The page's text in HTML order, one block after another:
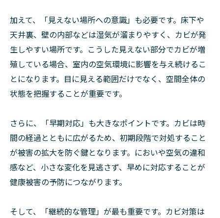
加えて、「見えない場所への意識」も必要です。床下や
天井裏、壁の内部などは湿気が溜まりやすく、カビが発
生しやすい場所です。こうした見えない部分でカビが増
殖している場合、室内の空気環境に影響を与え続けるこ
とになります。目に見える範囲だけでなく、空間全体の
状態を把握することが重要です。
さらに、「早期対応」も大きなポイントです。カビは時
間の経過とともに広がるため、初期段階で対処すること
が被害の拡大を防ぐ鍵となります。においや空気の違和
感など、小さな変化を見逃さず、早めに対応することが
健康被害の予防につながります。
そして、「継続的な管理」が最も重要です。カビ対策は